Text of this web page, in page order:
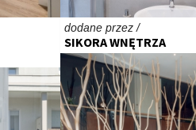
dodane przez /
SIKORA WNĘTRZA